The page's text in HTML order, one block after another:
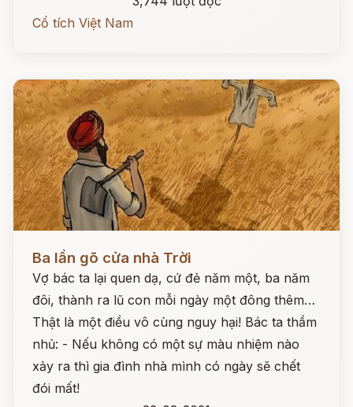
Cổ tích Việt Nam
Đọc ngay
Ba lần gõ cửa nhà Trời
Vợ bác ta lại quen dạ, cứ đẻ năm một, ba năm
đôi, thành ra lũ con mỗi ngày một đông thêm…
Thật là một điều vô cùng nguy hại! Bác ta thầm
nhủ: - Nếu không có một sự màu nhiệm nào
xảy ra thì gia đình nhà mình có ngày sẽ chết
đói mất!